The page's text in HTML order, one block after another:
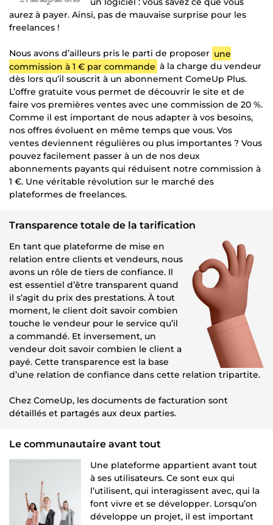
aurez à payer. Ainsi, pas de mauvaise surprise pour les
freelances !
Nous avons d’ailleurs pris le parti de proposer une
commission à 1 € par commande à la charge du vendeur
dès lors qu’il souscrit à un abonnement ComeUp Plus.
L’offre gratuite vous permet de découvrir le site et de
faire vos premières ventes avec une commission de 20 %.
Comme il est important de nous adapter à vos besoins,
nos offres évoluent en même temps que vous. Vos
ventes deviennent régulières ou plus importantes ? Vous
pouvez facilement passer à un de nos deux
abonnements payants qui réduisent notre commission à
1 €. Une véritable révolution sur le marché des
plateformes de freelances.
Transparence totale de la tarification
En tant que plateforme de mise en
relation entre clients et vendeurs, nous
avons un rôle de tiers de confiance. Il
est essentiel d’être transparent quand
il s’agit du prix des prestations. À tout
moment, le client doit savoir combien
touche le vendeur pour le service qu’il
a commandé. Et inversement, un
vendeur doit savoir combien le client a
payé. Cette transparence est la base
d’une relation de confiance dans cette relation tripartite.
Chez ComeUp, les documents de facturation sont
détaillés et partagés aux deux parties.
Le communautaire avant tout
Une plateforme appartient avant tout
à ses utilisateurs. Ce sont eux qui
l’utilisent, qui interagissent avec, qui la
font vivre et se développer. Lorsqu’on
développe un projet, il est important